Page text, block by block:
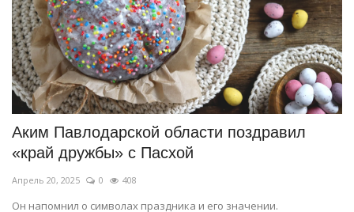
Аким Павлодарской области поздравил
«край дружбы» с Пасхой
Апрель 20, 2025 0 408
Он напомнил о символах праздника и его значении.